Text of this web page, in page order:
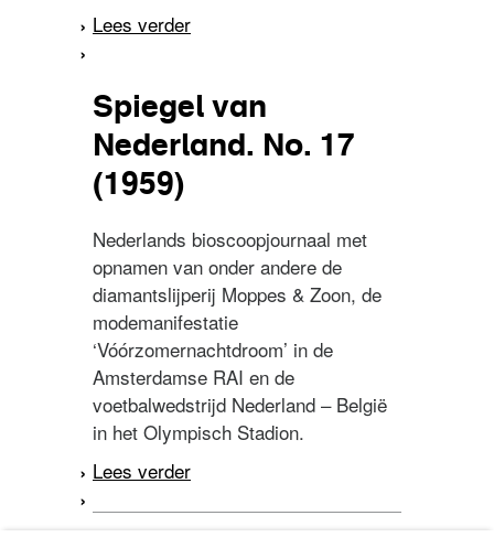
Lees verder
Spiegel van
Nederland. No. 17
(1959)
Nederlands bioscoopjournaal met
opnamen van onder andere de
diamantslijperij Moppes & Zoon, de
modemanifestatie
‘Vóórzomernachtdroom’ in de
Amsterdamse RAI en de
voetbalwedstrijd Nederland – België
in het Olympisch Stadion.
Lees verder